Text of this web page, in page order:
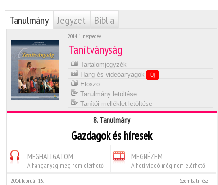
Tanulmány Jegyzet Biblia
2014. 1. negyedév
Tanítványság
Tartalomjegyzék
Hang és videóanyagok
Új
Előszó
Tanulmány letöltése
Tanítói melléklet letöltése
8. Tanulmány
Gazdagok és híresek
MEGHALLGATOM
A hanganyag még nem elérhető
MEGNÉZEM
A heti videó még nem elérhető
Szombati rész
2014. február 15.